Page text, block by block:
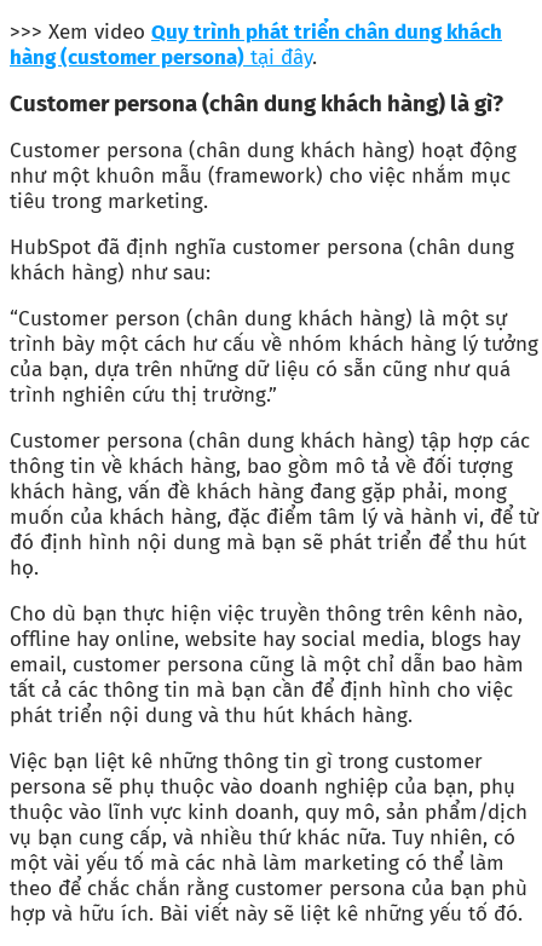
>>> Xem video Quy trình phát triển chân dung khách
hàng (customer persona) tại đây.
Customer persona (chân dung khách hàng) là gì?
Customer persona (chân dung khách hàng) hoạt động
như một khuôn mẫu (framework) cho việc nhắm mục
tiêu trong marketing.
HubSpot đã định nghĩa customer persona (chân dung
khách hàng) như sau:
“Customer person (chân dung khách hàng) là một sự
trình bày một cách hư cấu về nhóm khách hàng lý tưởng
của bạn, dựa trên những dữ liệu có sẵn cũng như quá
trình nghiên cứu thị trường.”
Customer persona (chân dung khách hàng) tập hợp các
thông tin về khách hàng, bao gồm mô tả về đối tượng
khách hàng, vấn đề khách hàng đang gặp phải, mong
muốn của khách hàng, đặc điểm tâm lý và hành vi, để từ
đó định hình nội dung mà bạn sẽ phát triển để thu hút
họ.
Cho dù bạn thực hiện việc truyền thông trên kênh nào,
offline hay online, website hay social media, blogs hay
email, customer persona cũng là một chỉ dẫn bao hàm
tất cả các thông tin mà bạn cần để định hình cho việc
phát triển nội dung và thu hút khách hàng.
Việc bạn liệt kê những thông tin gì trong customer
persona sẽ phụ thuộc vào doanh nghiệp của bạn, phụ
thuộc vào lĩnh vực kinh doanh, quy mô, sản phẩm/dịch
vụ bạn cung cấp, và nhiều thứ khác nữa. Tuy nhiên, có
một vài yếu tố mà các nhà làm marketing có thể làm
theo để chắc chắn rằng customer persona của bạn phù
hợp và hữu ích. Bài viết này sẽ liệt kê những yếu tố đó.